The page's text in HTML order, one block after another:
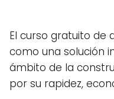
El curso gratuito de
como una solución
ámbito de la
por su rapidez,